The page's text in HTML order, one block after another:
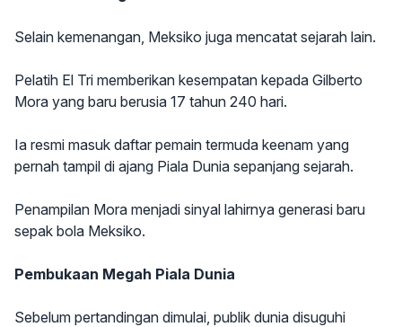
Selain kemenangan, Meksiko juga mencatat sejarah lain.
Pelatih El Tri memberikan kesempatan kepada Gilberto
Mora yang baru berusia 17 tahun 240 hari.
Ia resmi masuk daftar pemain termuda keenam yang
pernah tampil di ajang Piala Dunia sepanjang sejarah.
Penampilan Mora menjadi sinyal lahirnya generasi baru
sepak bola Meksiko.
Pembukaan Megah Piala Dunia
Sebelum pertandingan dimulai, publik dunia disuguhi